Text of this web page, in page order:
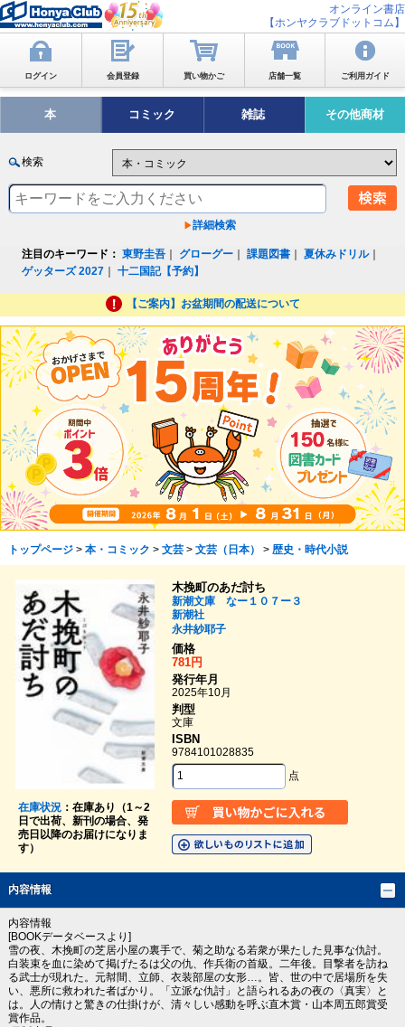
オンライン書店
【ホンヤクラブドットコム】
ログイン 会員登録 買い物かご 店舗一覧 ご利用ガイド
本 コミック 雑誌 その他商材
検索
詳細検索
注目のキーワード： 東野圭吾 グローグー ｜課題図書 ｜夏休みドリル｜
ゲッターズ 2027 ｜十二国記【予約】
【ご案内】お盆期間の配送について
トップページ> 本・コミック > 文芸> 文芸（日本） > 歴史・時代小説
在庫状況：在庫あり（1～2
日で出荷、新刊の場合、発
売日以降のお届けになりま
す）
木挽町のあだ討ち
新潮文庫 なー１０７ー３
新潮社
永井紗耶子
価格
781円
発行年月
2025年10月
判型
文庫
ISBN
9784101028835
点
内容情報
内容情報
[BOOKデータベースより]
雪の夜、木挽町の芝居小屋の裏手で、菊之助なる若衆が果たした見事な仇討。
白装束を血に染めて掲げたるは父の仇、作兵衛の首級。二年後。目撃者を訪ね
る武士が現れた。元幇間、立師、衣装部屋の女形…。皆、世の中で居場所を失
い、悪所に救われた者ばかり。「立派な仇討」と語られるあの夜の〈真実〉と
は。人の情けと驚きの仕掛けが、清々しい感動を呼ぶ直木賞・山本周五郎賞受
賞作品。